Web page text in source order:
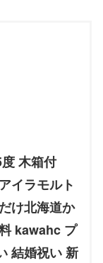
木箱付
イラモルト
け北海道か
kawahc プ
結婚祝い 新